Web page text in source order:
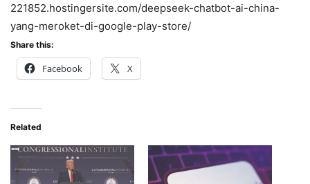
221852.hostingersite.com/deepseek-chatbot-ai-china-
yang-meroket-di-google-play-store/
Share this:
Facebook X
Related